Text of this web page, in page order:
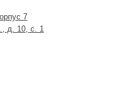
7
д. 10, с. 1